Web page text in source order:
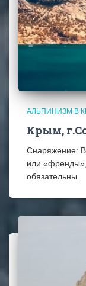
АЛЬПИНИЗМ В
Крым,
Снаряжение:
или
обязательны.